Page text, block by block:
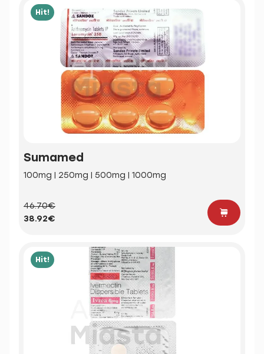
Hit!
Sumamed
100mg | 250mg | 500mg | 1000mg
46.70€
38.92€
Hit!